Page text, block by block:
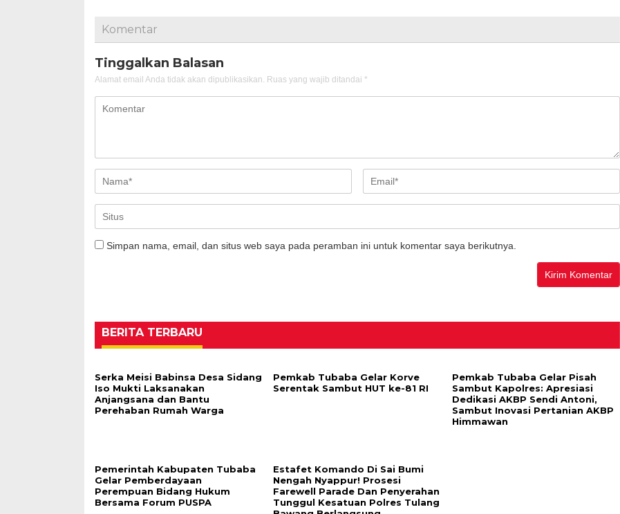
Komentar
Tinggalkan Balasan
Alamat email Anda tidak akan dipublikasikan. Ruas yang wajib ditandai *
Simpan nama, email, dan situs web saya pada peramban ini untuk komentar saya berikutnya.
BERITA TERBARU
Serka Meisi Babinsa Desa Sidang
Iso Mukti Laksanakan
Anjangsana dan Bantu
Perehaban Rumah Warga
Pemkab Tubaba Gelar Korve
Serentak Sambut HUT ke-81 RI
Pemkab Tubaba Gelar Pisah
Sambut Kapolres: Apresiasi
Dedikasi AKBP Sendi Antoni,
Sambut Inovasi Pertanian AKBP
Himmawan
Pemerintah Kabupaten Tubaba
Gelar Pemberdayaan
Perempuan Bidang Hukum
Bersama Forum PUSPA
Estafet Komando Di Sai Bumi
Nengah Nyappur! Prosesi
Farewell Parade Dan Penyerahan
Tunggul Kesatuan Polres Tulang